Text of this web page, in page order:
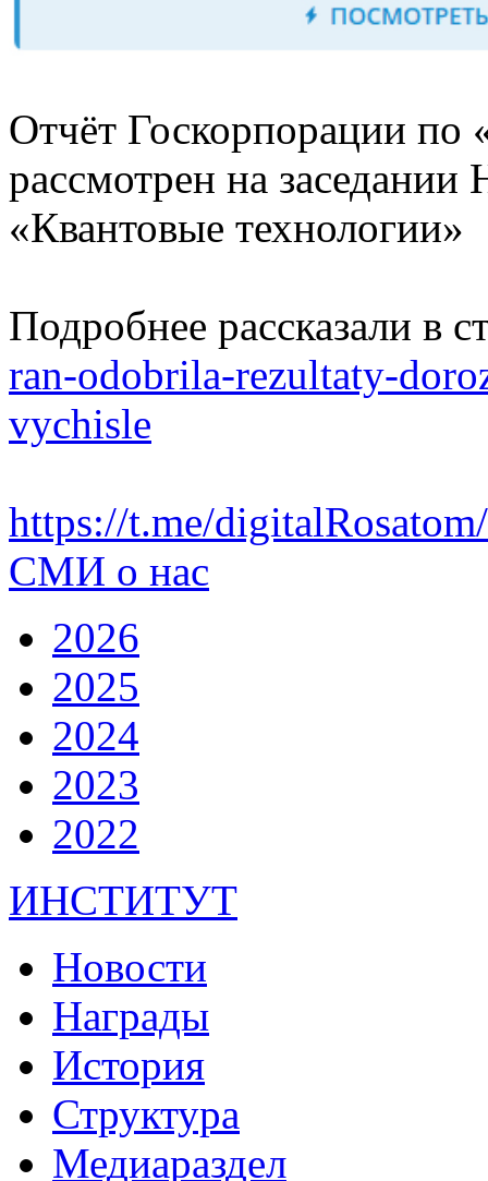
Отчёт Госкорпорации по
рассмотрен на
«Квантовые технологии»
Подробнее рассказали в
ran-odobrila-rezultaty-
vychisle
https://t.me/
СМИ о нас
2026
2025
2024
2023
2022
ИНСТИТУТ
Новости
Награды
История
Структура
Медиараздел